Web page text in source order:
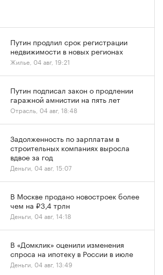
Путин продлил срок регистрации
недвижимости в новых регионах
Жилье, 04 авг, 19:21
Путин подписал закон о продлении
гаражной амнистии на пять лет
Отрасль, 04 авг, 18:48
Задолженность по зарплатам в
строительных компаниях выросла
вдвое за год
Деньги, 04 авг, 15:07
В Москве продано новостроек более
чем на ₽3,4 трлн
Деньги, 04 авг, 14:18
В «Домклик» оценили изменения
спроса на ипотеку в России в июле
Деньги, 04 авг, 13:49